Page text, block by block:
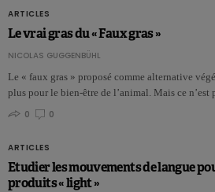
ARTICLES
Le vrai gras du « Faux gras »
NICOLAS GUGGENBÜHL
Le « faux gras » proposé comme alternative
plus pour le bien-être de l’animal. Mais ce n’est
0
0
ARTICLES
Etudier les mouvements de langue
produits « light »